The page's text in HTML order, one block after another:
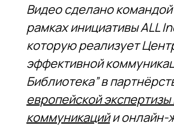
Видео сделано командой
рамках инициативы ALL
которую реализует
эффективной
Библиотека” в
европейской экспертизы
коммуникацийи онлайн-